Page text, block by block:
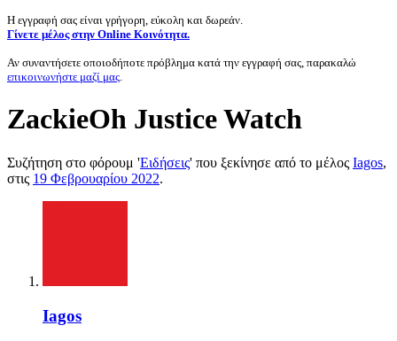
Η εγγραφή σας είναι γρήγορη, εύκολη και δωρεάν.
Γίνετε μέλος στην Online Κοινότητα.
Αν συναντήσετε οποιοδήποτε πρόβλημα κατά την εγγραφή σας, παρακαλώ
επικοινωνήστε μαζί μας.
ZackieOh Justice Watch
Συζήτηση στο φόρουμ 'Ειδήσεις' που ξεκίνησε από το μέλος Iagos,
στις 19 Φεβρουαρίου 2022.
Iagos